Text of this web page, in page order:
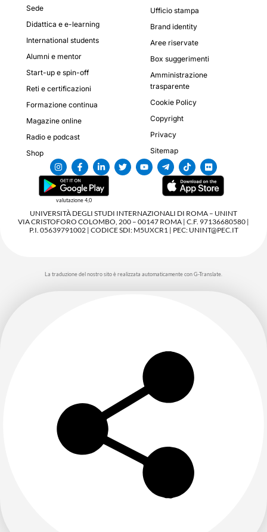
Sede
Didattica e e-learning
International students
Alumni e mentor
Start-up e spin-off
Reti e certificazioni
Formazione continua
Magazine online
Radio e podcast
Shop
Ufficio stampa
Brand identity
Aree riservate
Box suggerimenti
Amministrazione
trasparente
Cookie Policy
Copyright
Privacy
Sitemap
valutazione 4,0
UNIVERSITÀ DEGLI STUDI INTERNAZIONALI DI ROMA – UNINT
VIA CRISTOFORO COLOMBO, 200 – 00147 ROMA | C.F. 97136680580 |
P.I. 05639791002 | CODICE SDI: M5UXCR1 | PEC: UNINT@PEC.IT
La traduzione del nostro sito è realizzata automaticamente con G-Translate.